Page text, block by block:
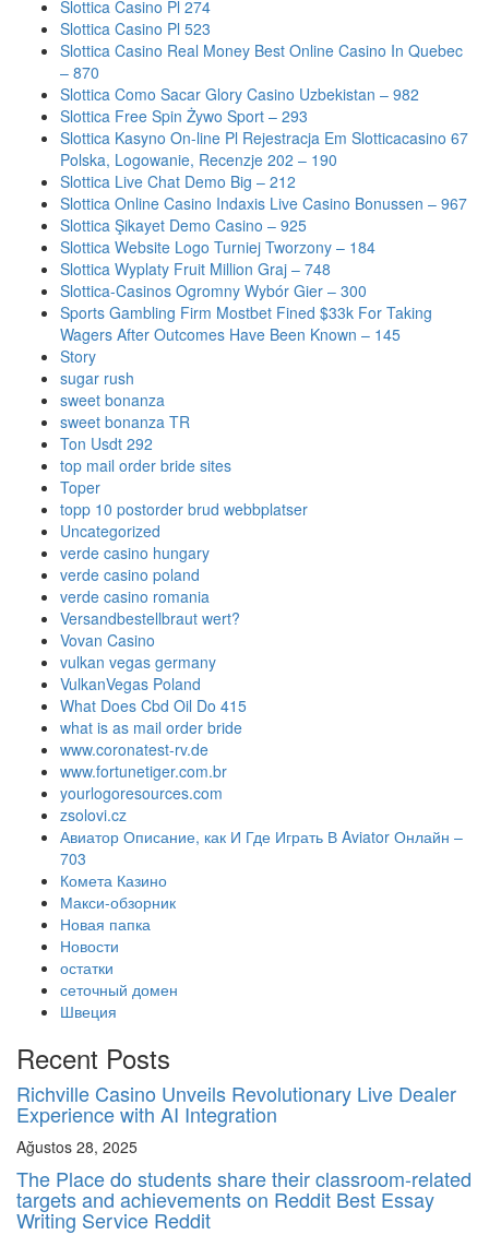
Slottica Casino Pl 274
Slottica Casino Pl 523
Slottica Casino Real Money Best Online Casino In Quebec
– 870
Slottica Como Sacar Glory Casino Uzbekistan – 982
Slottica Free Spin Żywo Sport – 293
Slottica Kasyno On-line Pl Rejestracja Em Slotticacasino 67
Polska, Logowanie, Recenzje 202 – 190
Slottica Live Chat Demo Big – 212
Slottica Online Casino Indaxis Live Casino Bonussen – 967
Slottica Şikayet Demo Casino – 925
Slottica Website Logo Turniej Tworzony – 184
Slottica Wyplaty Fruit Million Graj – 748
Slottica-Casinos Ogromny Wybór Gier – 300
Sports Gambling Firm Mostbet Fined $33k For Taking
Wagers After Outcomes Have Been Known – 145
Story
sugar rush
sweet bonanza
sweet bonanza TR
Ton Usdt 292
top mail order bride sites
Toper
topp 10 postorder brud webbplatser
Uncategorized
verde casino hungary
verde casino poland
verde casino romania
Versandbestellbraut wert?
Vovan Casino
vulkan vegas germany
VulkanVegas Poland
What Does Cbd Oil Do 415
what is as mail order bride
www.coronatest-rv.de
www.fortunetiger.com.br
yourlogoresources.com
zsolovi.cz
Авиатор Описание, как И Где Играть В Aviator Онлайн –
703
Комета Казино
Макси-обзорник
Новая папка
Новости
остатки
сеточный домен
Швеция
Recent Posts
Richville Casino Unveils Revolutionary Live Dealer
Experience with AI Integration
Ağustos 28, 2025
The Place do students share their classroom-related
targets and achievements on Reddit Best Essay
Writing Service Reddit